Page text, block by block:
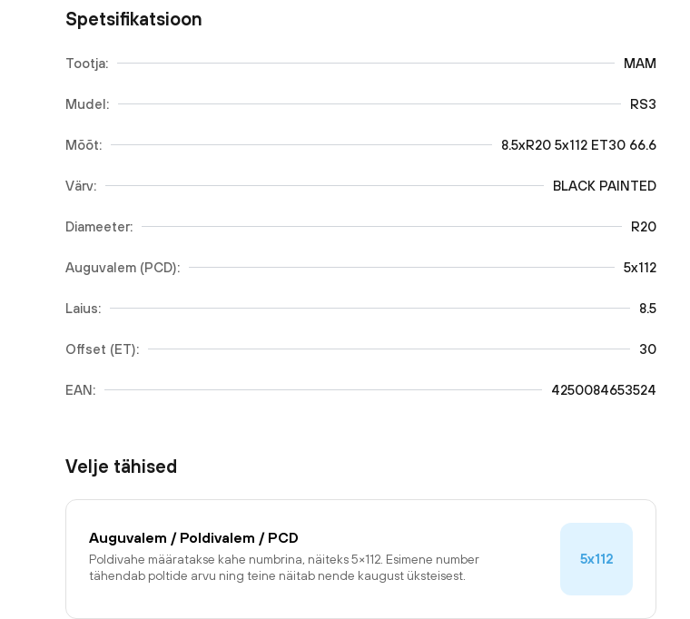
Spetsifikatsioon
Tootja: MAM
Mudel: RS3
Mõõt: 8.5xR20 5x112 ET30 66.6
Värv: BLACK PAINTED
Diameeter: R20
Auguvalem (PCD): 5x112
Laius: 8.5
Offset (ET): 30
EAN: 4250084653524
Velje tähised
Auguvalem / Poldivalem / PCD
Poldivahe määratakse kahe numbrina, näiteks 5×112. Esimene number
tähendab poltide arvu ning teine näitab nende kaugust üksteisest.
5x112